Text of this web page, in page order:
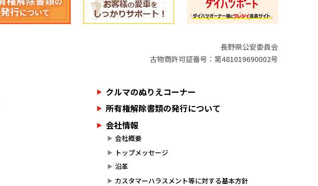
長野県公安委員会
古物商許可証番号：第481019690002号
クルマのぬりえコーナー
所有権解除書類の発行について
会社情報
会社概要
トップメッセージ
沿革
カスタマーハラスメント等に対する基本方針